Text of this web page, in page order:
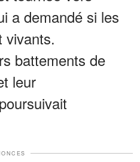
a demandé si les
vivants.
battements de
leur